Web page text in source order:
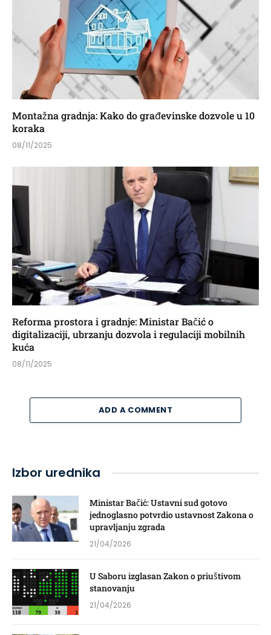
Montažna gradnja: Kako do građevinske dozvole u 10
koraka
08/11/2025
Reforma prostora i gradnje: Ministar Bačić o
digitalizaciji, ubrzanju dozvola i regulaciji mobilnih
kuća
08/11/2025
ADD A COMMENT
Izbor urednika
Ministar Bačić: Ustavni sud gotovo
jednoglasno potvrdio ustavnost Zakona o
upravljanju zgrada
21/04/2026
U Saboru izglasan Zakon o priuštivom
stanovanju
21/04/2026